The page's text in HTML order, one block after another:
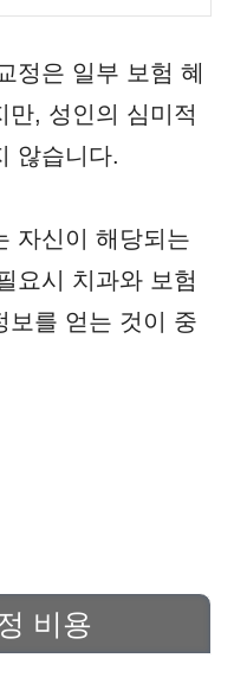
정은 일부 보험 혜
만, 성인의 심미적
않습니다.
자신이 해당되는
요시 치과와 보험
보를 얻는 것이 중
비용